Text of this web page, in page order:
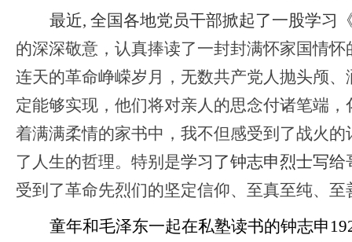
志申烈士遗书《我
的血不会白流》读
后感 -金沙娱场城
app
最近, 全国各地党员干部掀起了一股学习
的深深敬意，认真捧读了一封封满怀家国情
连天的革命峥嵘岁月，无数共产党人抛头颅
定能够实现，他们将对亲人的思念付诸笔端
着满满柔情的家书中，我不但感受到了战火
了人生的哲理。特别是学习了钟志申烈士写给
受到了革命先烈们的坚定信仰、至真至纯、
童年和毛泽东一起在私塾读书的钟志申